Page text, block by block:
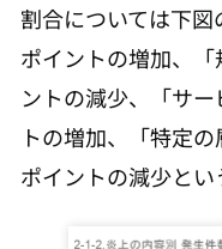
割合については下
ポイントの増加、
ントの減少、「サ
トの増加、「特定
ポイントの減少とい